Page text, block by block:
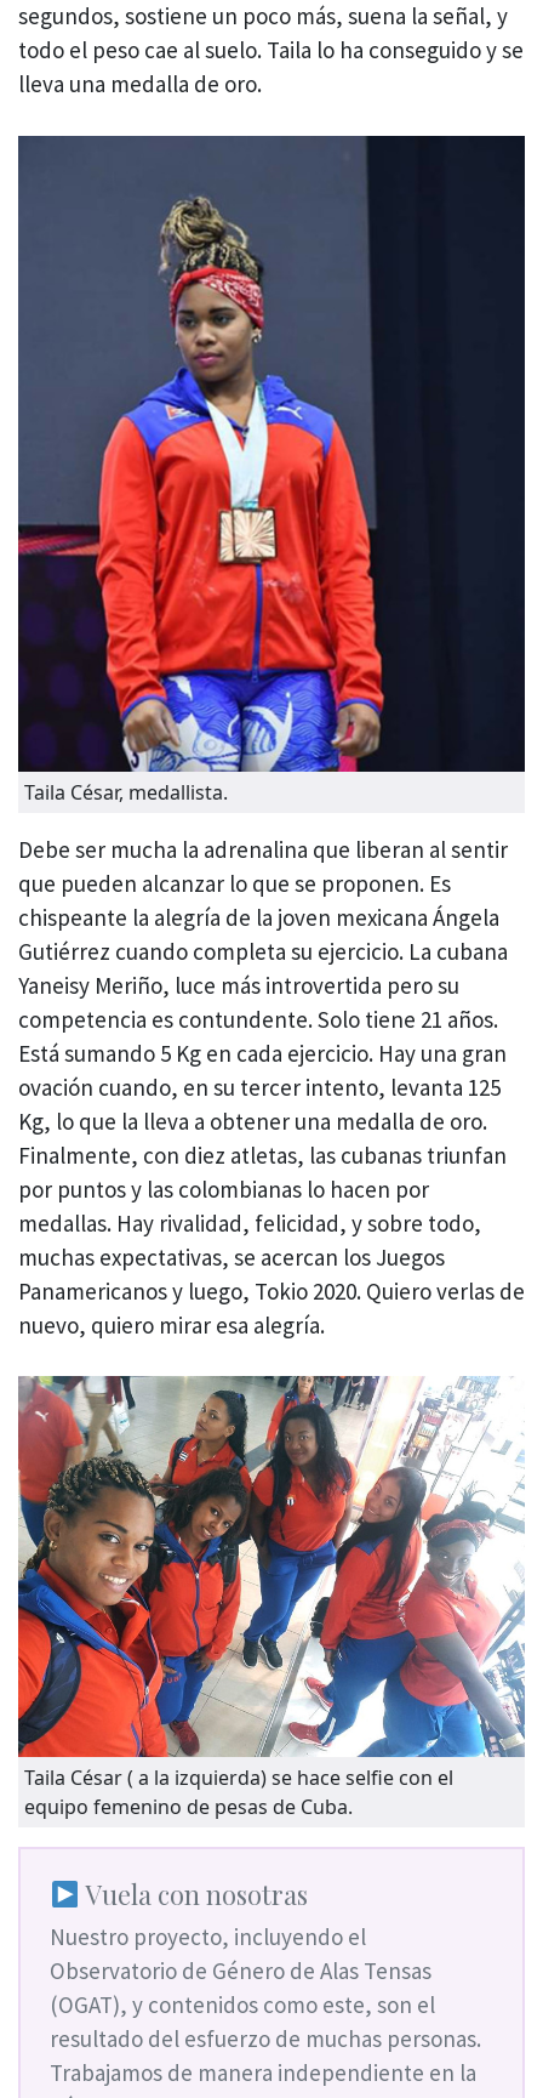
segundos, sostiene un poco más, suena la señal, y
todo el peso cae al suelo. Taila lo ha conseguido y se
lleva una medalla de oro.
Taila César, medallista.
Debe ser mucha la adrenalina que liberan al sentir
que pueden alcanzar lo que se proponen. Es
chispeante la alegría de la joven mexicana Ángela
Gutiérrez cuando completa su ejercicio. La cubana
Yaneisy Meriño, luce más introvertida pero su
competencia es contundente. Solo tiene 21 años.
Está sumando 5 Kg en cada ejercicio. Hay una gran
ovación cuando, en su tercer intento, levanta 125
Kg, lo que la lleva a obtener una medalla de oro.
Finalmente, con diez atletas, las cubanas triunfan
por puntos y las colombianas lo hacen por
medallas. Hay rivalidad, felicidad, y sobre todo,
muchas expectativas, se acercan los Juegos
Panamericanos y luego, Tokio 2020. Quiero verlas de
nuevo, quiero mirar esa alegría.
Taila César ( a la izquierda) se hace selfie con el
equipo femenino de pesas de Cuba.
Vuela con nosotras
Nuestro proyecto, incluyendo el
Observatorio de Género de Alas Tensas
(OGAT), y contenidos como este, son el
resultado del esfuerzo de muchas personas.
Trabajamos de manera independiente en la